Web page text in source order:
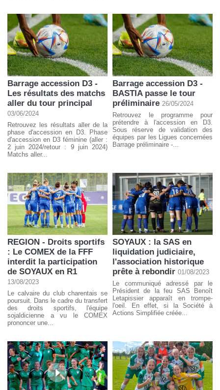
Barrage accession D3 -
Les résultats des matchs
aller du tour principal
03/06/2024
Retrouvez les résultats aller de la
phase d'accession en D3. Phase
d'accession en D3 féminine (aller :
2 juin 2024/retour : 9 juin 2024)
Matchs aller...
Barrage accession D3 -
BASTIA passe le tour
préliminaire 26/05/2024
Retrouvez le programme pour
prétendre à l'accession en D3.
Sous réserve de validation des
équipes par les Ligues concernées
Barrage préliminaire -...
REGION - Droits sportifs
: Le COMEX de la FFF
interdit la participation
de SOYAUX en R1
13/08/2023
Le calvaire du club charentais se
poursuit. Dans le cadre du transfert
des droits sportifs, l'équipe
sojaldicienne a vu le COMEX
prononcer une...
SOYAUX : la SAS en
liquidation judiciaire,
l'association historique
prête à rebondir 01/08/2023
Le communiqué adressé par le
Président de la feu SAS Benoît
Letapissier apparaît en trompe-
l'oeil. En effet, si la Société à
Actions Simplifiée créée...